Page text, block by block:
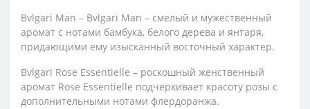
Bvlgari Man – Bvlgari Man – смелый и мужественный
аромат с нотами бамбука, белого дерева и янтаря,
придающими ему изысканный восточный характер.
Bvlgari Rose Essentielle – роскошный женственный
аромат Rose Essentielle подчеркивает красоту розы с
дополнительными нотами флердоранжа.